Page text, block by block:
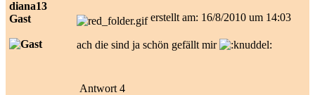
diana13
Gast
erstellt am: 16/8/2010 um 14:03
ach die sind ja schön gefällt mir
Antwort 4